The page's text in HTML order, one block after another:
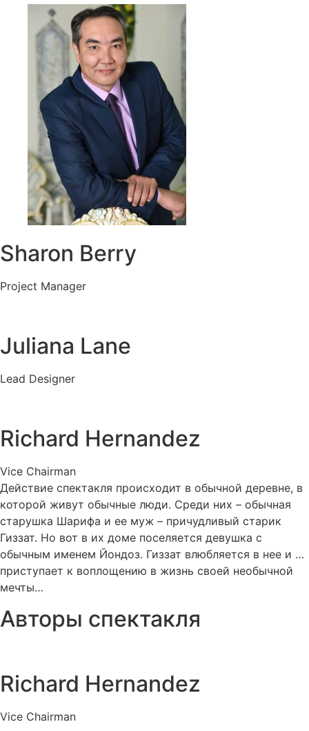
Sharon Berry
Project Manager
Juliana Lane
Lead Designer
Richard Hernandez
Vice Chairman
Действие спектакля происходит в обычной деревне, в
которой живут обычные люди. Среди них – обычная
старушка Шарифа и ее муж – причудливый старик
Гиззат. Но вот в их доме поселяется девушка с
обычным именем Йондоз. Гиззат влюбляется в нее и …
приступает к воплощению в жизнь своей необычной
мечты…
Авторы спектакля
Richard Hernandez
Vice Chairman